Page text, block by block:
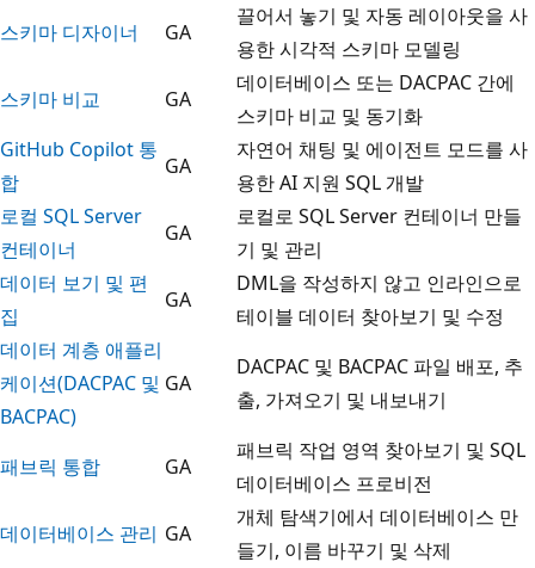
스키마 디자이너
GA
끌어서 놓기 및 자동 레이아웃을 사
용한 시각적 스키마 모델링
스키마 비교
GA
데이터베이스 또는 DACPAC 간에
스키마 비교 및 동기화
GitHub Copilot 통
합
GA
자연어 채팅 및 에이전트 모드를 사
용한 AI 지원 SQL 개발
로컬 SQL Server
컨테이너
GA
로컬로 SQL Server 컨테이너 만들
기 및 관리
데이터 보기 및 편
집
GA
DML을 작성하지 않고 인라인으로
테이블 데이터 찾아보기 및 수정
데이터 계층 애플리
케이션(DACPAC 및
BACPAC)
GA
DACPAC 및 BACPAC 파일 배포, 추
출, 가져오기 및 내보내기
패브릭 통합 GA
패브릭 작업 영역 찾아보기 및 SQL
데이터베이스 프로비전
데이터베이스 관리 GA
개체 탐색기에서 데이터베이스 만
들기, 이름 바꾸기 및 삭제